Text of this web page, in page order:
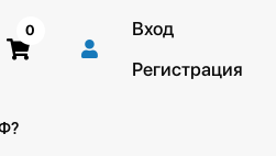
0
Вход
Регистрация